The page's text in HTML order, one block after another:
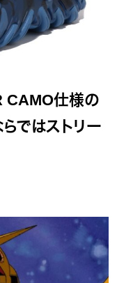
CAMO仕様の
ではストリー